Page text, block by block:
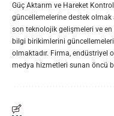
Güç Aktarım ve Hareket
güncellemelerine destek olmak
son teknolojik gelişmeleri ve
bilgi birikimlerini
olmaktadır. Firma, endüstriyel
medya hizmetleri sunan öncü